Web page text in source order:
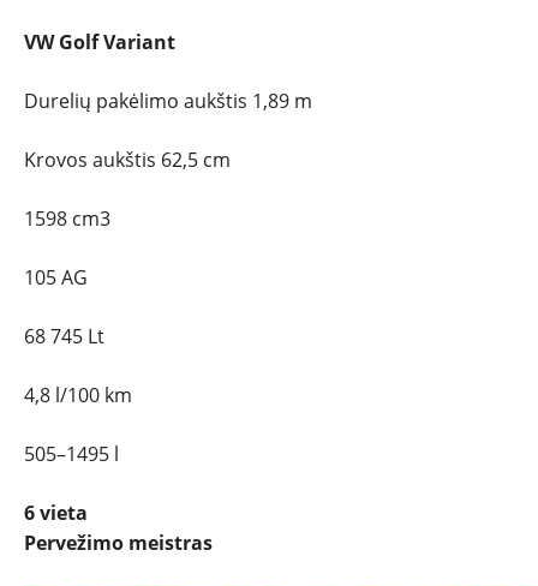
VW Golf Variant
Durelių pakėlimo aukštis 1,89 m
Krovos aukštis 62,5 cm
1598 cm3
105 AG
68 745 Lt
4,8 l/100 km
505–1495 l
6 vieta
Pervežimo meistras